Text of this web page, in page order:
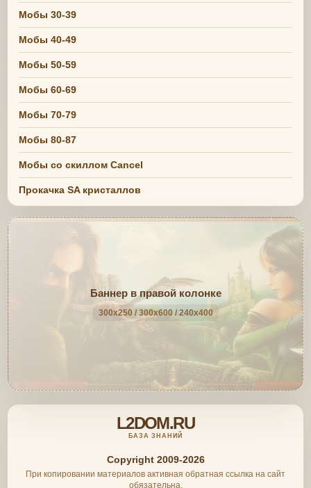
Мобы 30-39
Мобы 40-49
Мобы 50-59
Мобы 60-69
Мобы 70-79
Мобы 80-87
Мобы со скиллом Cancel
Прокачка SA кристаллов
Баннер в правой колонке
300x250 / 300x600 / 240x400
L2DOM.RU
БАЗА ЗНАНИЙ
Copyright 2009-2026
При копировании материалов активная обратная ссылка на сайт
обязательна.